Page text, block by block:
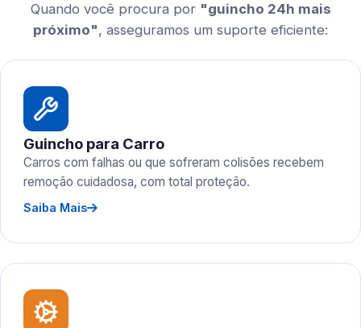
Quando você procura por "guincho 24h mais
próximo", asseguramos um suporte eficiente:
Guincho para Carro
Carros com falhas ou que sofreram colisões recebem
remoção cuidadosa, com total proteção.
Saiba Mais